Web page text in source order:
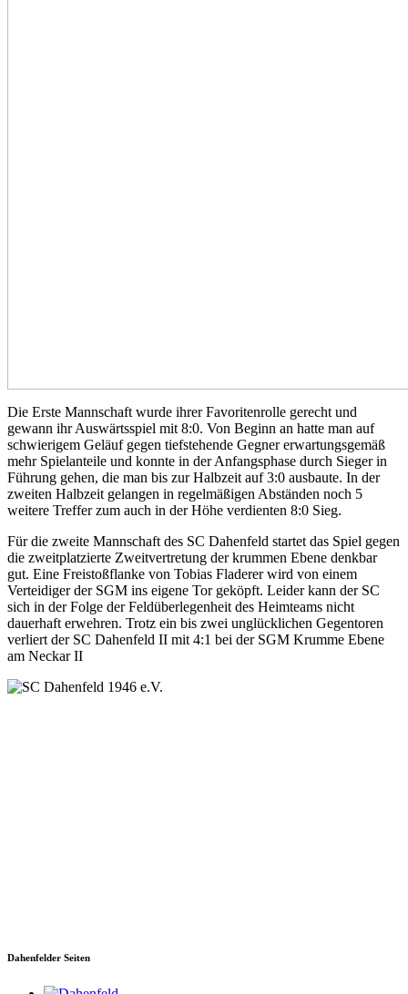
Die Erste Mannschaft wurde ihrer Favoritenrolle gerecht und
gewann ihr Auswärtsspiel mit 8:0. Von Beginn an hatte man auf
schwierigem Geläuf gegen tiefstehende Gegner erwartungsgemäß
mehr Spielanteile und konnte in der Anfangsphase durch Sieger in
Führung gehen, die man bis zur Halbzeit auf 3:0 ausbaute. In der
zweiten Halbzeit gelangen in regelmäßigen Abständen noch 5
weitere Treffer zum auch in der Höhe verdienten 8:0 Sieg.
Für die zweite Mannschaft des SC Dahenfeld startet das Spiel gegen
die zweitplatzierte Zweitvertretung der krummen Ebene denkbar
gut. Eine Freistoßflanke von Tobias Fladerer wird von einem
Verteidiger der SGM ins eigene Tor geköpft. Leider kann der SC
sich in der Folge der Feldüberlegenheit des Heimteams nicht
dauerhaft erwehren. Trotz ein bis zwei unglücklichen Gegentoren
verliert der SC Dahenfeld II mit 4:1 bei der SGM Krumme Ebene
am Neckar II
Dahenfelder Seiten